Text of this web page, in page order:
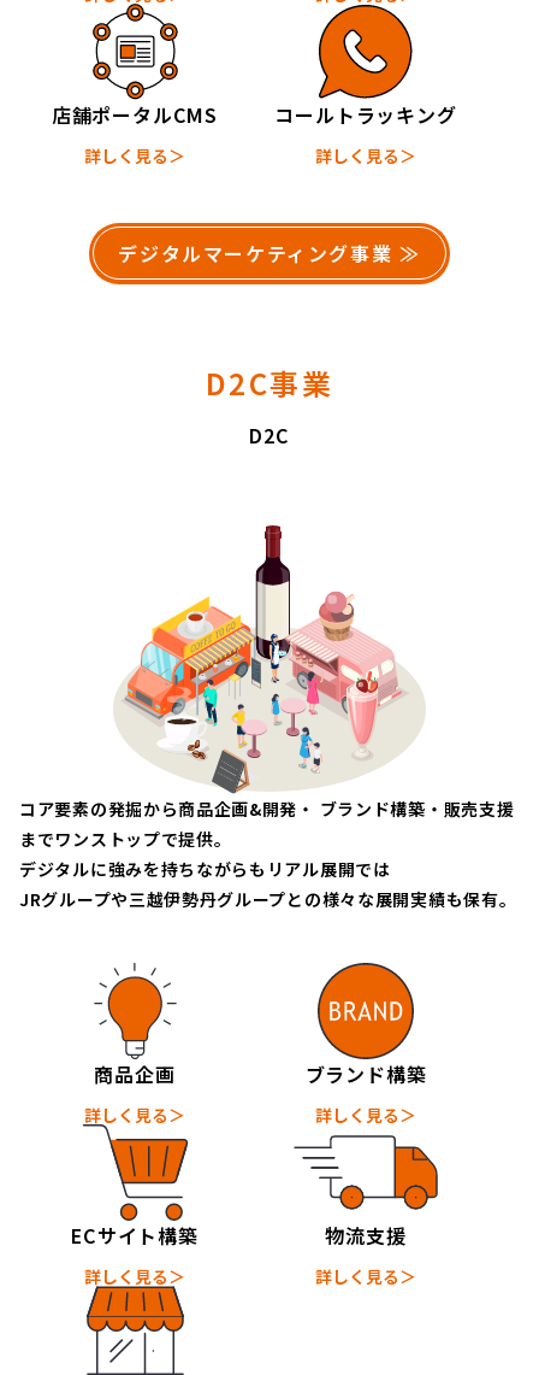
店舗ポータルCMS
詳しく見る＞
コールトラッキング
詳しく見る＞
デジタルマーケティング事業 ≫
D2C事業
D2C
コア要素の発掘から商品企画&開発・ ブランド構築・販売支援
までワンストップで提供。
デジタルに強みを持ちながらもリアル展開では
JRグループや三越伊勢丹グループとの様々な展開実績も保有。
商品企画
詳しく見る＞
ブランド構築
詳しく見る＞
ECサイト構築
詳しく見る＞
物流支援
詳しく見る＞